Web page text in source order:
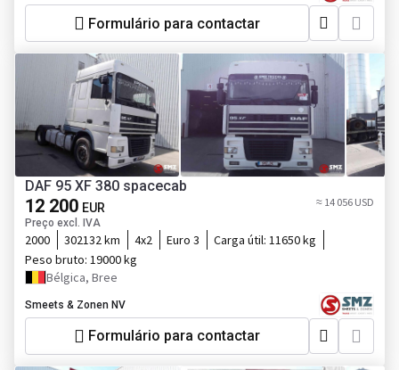
Formulário para contactar
DAF 95 XF 380 spacecab
12 200 EUR
Preço excl. IVA
≈ 14 056 USD
2000 302132 km 4x2 Euro 3 Carga útil: 11650 kg
Peso bruto: 19000 kg
Bélgica, Bree
Smeets & Zonen NV
Formulário para contactar